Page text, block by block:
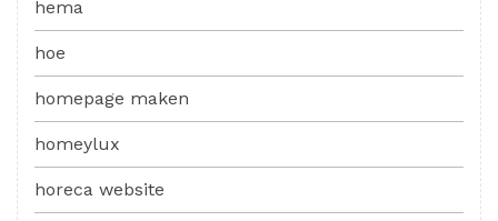
hema
hoe
homepage maken
homeylux
horeca website